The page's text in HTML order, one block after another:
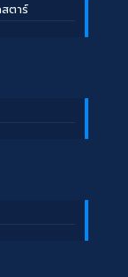
ตาร์